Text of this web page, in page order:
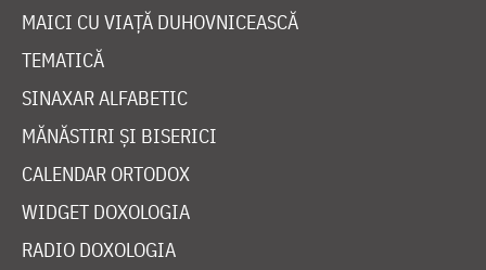
MAICI CU VIAȚĂ DUHOVNICEASCĂ
TEMATICĂ
SINAXAR ALFABETIC
MĂNĂSTIRI ȘI BISERICI
CALENDAR ORTODOX
WIDGET DOXOLOGIA
RADIO DOXOLOGIA